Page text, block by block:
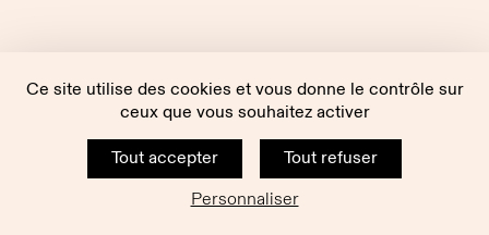
Ce site utilise des cookies et vous donne le contrôle sur
ceux que vous souhaitez activer
Tout accepter
Tout refuser
Personnaliser